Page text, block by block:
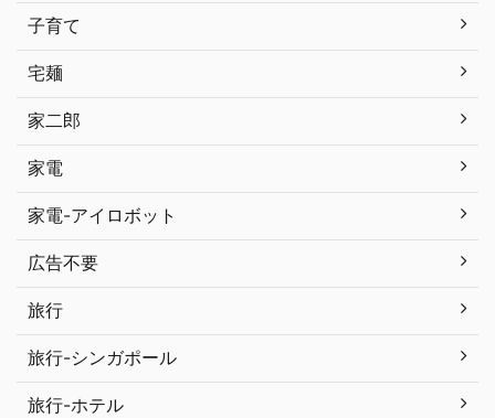
子育て
宅麺
家二郎
家電
家電-アイロボット
広告不要
旅行
旅行-シンガポール
旅行-ホテル